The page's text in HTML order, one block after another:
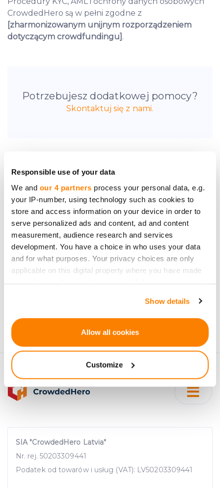
Responsible use of your data
We and our 4 partners process your personal data, e.g.
your IP-number, using technology such as cookies to
store and access information on your device in order to
serve personalized ads and content, ad and content
measurement, audience research and services
development. You have a choice in who uses your data
and for what purposes. Your privacy choices are only
applicable on this digital property where you have made
If you allow, we would also like to:
location which can be accurate to within several
Identify your device by actively scanning it for
specific characteristics (fingerprinting)
Find out more about how your personal data is processed
We use cookies to provide website functionality, analyse
advertising. See more in our
Show details
Allow all cookies
Customize
CrowdedHero są w pełni zgodne z
[zharmonizowanym unijnym rozporządzeniem
dotyczącym crowdfundingu] .
Potrzebujesz dodatkowej pomocy?
Skontaktuj się z nami.
dowie się o nowych
możliwościach
inwestycyjnych.
Dane osobowe będą przetwarzane zgodnie zPrivacy
Policyprzez firmę CrowdedHero. Możesz wypisać się
w dowolnym momencie.
SIA "CrowdedHero Latvia"
Nr. rej. 50203309441
Podatek od towarów i usług (VAT): LV50203309441